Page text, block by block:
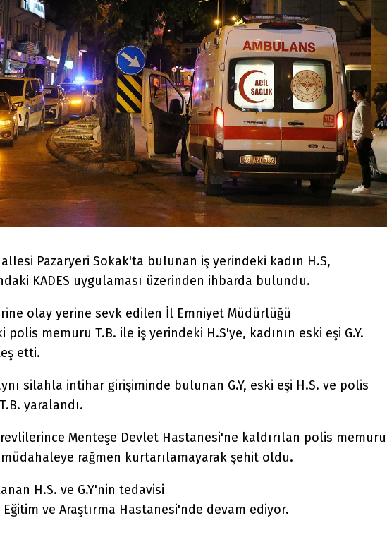
Pazaryeri Sokak'ta bulunan iş yerindeki kadın H.S,
KADES uygulaması üzerinden ihbarda bulundu.
olay yerine sevk edilen İl Emniyet Müdürlüğü
polis memuru T.B. ile iş yerindeki H.S'ye, kadının eski eşi G.Y.
etti.
silahla intihar girişiminde bulunan G.Y, eski eşi H.S. ve polis
yaralandı.
Menteşe Devlet Hastanesi'ne kaldırılan polis memuru
rağmen kurtarılamayarak şehit oldu.
H.S. ve G.Y'nin tedavisi
Eğitim ve Araştırma Hastanesi'nde devam ediyor.